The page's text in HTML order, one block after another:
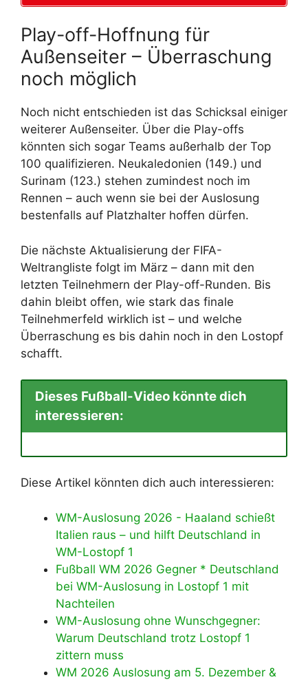
Play-off-Hoffnung für
Außenseiter – Überraschung
noch möglich
Noch nicht entschieden ist das Schicksal einiger
weiterer Außenseiter. Über die Play-offs
könnten sich sogar Teams außerhalb der Top
100 qualifizieren. Neukaledonien (149.) und
Surinam (123.) stehen zumindest noch im
Rennen – auch wenn sie bei der Auslosung
bestenfalls auf Platzhalter hoffen dürfen.
Die nächste Aktualisierung der FIFA-
Weltrangliste folgt im März – dann mit den
letzten Teilnehmern der Play-off-Runden. Bis
dahin bleibt offen, wie stark das finale
Teilnehmerfeld wirklich ist – und welche
Überraschung es bis dahin noch in den Lostopf
schafft.
Dieses Fußball-Video könnte dich
interessieren:
Diese Artikel könnten dich auch interessieren:
WM-Auslosung 2026 - Haaland schießt
Italien raus – und hilft Deutschland in
WM-Lostopf 1
Fußball WM 2026 Gegner * Deutschland
bei WM-Auslosung in Lostopf 1 mit
Nachteilen
WM-Auslosung ohne Wunschgegner:
Warum Deutschland trotz Lostopf 1
zittern muss
WM 2026 Auslosung am 5. Dezember &